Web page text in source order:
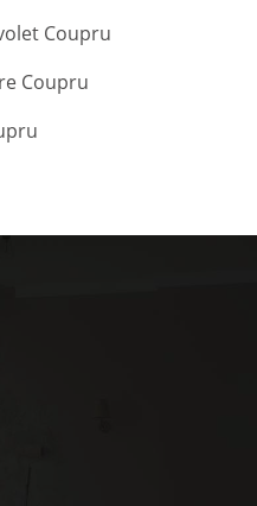
Coupru
Coupru